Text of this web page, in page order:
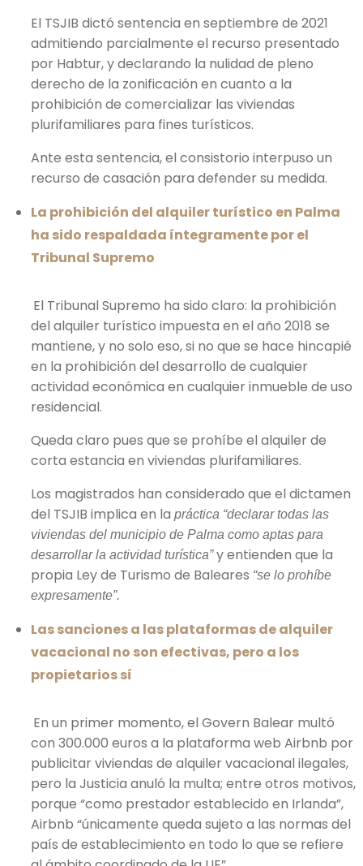
El TSJIB dictó sentencia en septiembre de 2021
admitiendo parcialmente el recurso presentado
por Habtur, y declarando la nulidad de pleno
derecho de la zonificación en cuanto a la
prohibición de comercializar las viviendas
plurifamiliares para fines turísticos.
Ante esta sentencia, el consistorio interpuso un
recurso de casación para defender su medida.
La prohibición del alquiler turístico en Palma
ha sido respaldada íntegramente por el
Tribunal Supremo
El Tribunal Supremo ha sido claro: la prohibición
del alquiler turístico impuesta en el año 2018 se
mantiene, y no solo eso, si no que se hace hincapié
en la prohibición del desarrollo de cualquier
actividad económica en cualquier inmueble de uso
residencial.
Queda claro pues que se prohíbe el alquiler de
corta estancia en viviendas plurifamiliares.
Los magistrados han considerado que el dictamen
del TSJIB implica en la práctica “declarar todas las
viviendas del municipio de Palma como aptas para
desarrollar la actividad turística”y entienden que la
propia Ley de Turismo de Baleares “se lo prohíbe
expresamente”.
Las sanciones a las plataformas de alquiler
vacacional no son efectivas, pero a los
propietarios sí
En un primer momento, el Govern Balear multó
con 300.000 euros a la plataforma web Airbnb por
publicitar viviendas de alquiler vacacional ilegales,
pero la Justicia anuló la multa; entre otros motivos,
porque “como prestador establecido en Irlanda”,
Airbnb “únicamente queda sujeto a las normas del
país de establecimiento en todo lo que se refiere